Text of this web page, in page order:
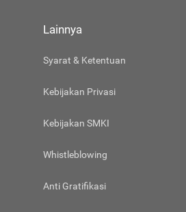
Lainnya
Syarat & Ketentuan
Kebijakan Privasi
Kebijakan SMKI
Whistleblowing
Anti Gratifikasi